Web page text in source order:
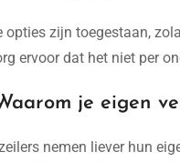
opties zijn toegestaan,
ervoor dat het niet per
je eigen
nemen liever hun